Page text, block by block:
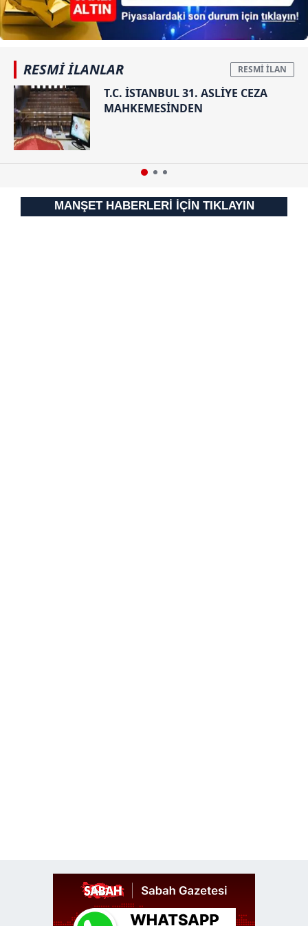
gösterilmeyecektir."
Sizlere daha iyi bir hizmet sunabilmek için İnternet
Sitemizde kendimize ve üçüncü kişilere ait çerezler
kullanılmaktadır. Bu çerezler vasıtasıyla çeşitli kişisel
verileriniz işlenmekte olup gerekli olan çerezler bilgi
toplumu hizmetlerinin sunulması amacıyla
kullanılmaktadır. Diğer çerezler, sitemizin daha işlevsel
kılınması ve kişiselleştirilmesi ve sizlere yönelik
sınırlı olarak açık rızanız dahilinde kullanılacaktır.
Çerezlere ilişkin tercihlerinizi aşağıda yer alan panel
RESMİ İLANLAR
T.C. İSTANBUL 31. ASLİYE CEZA
MAHKEMESİNDEN
MANŞET HABERLERİ İÇİN TIKLAYIN